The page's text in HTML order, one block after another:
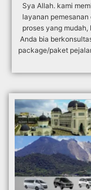
Sya Allah. kami
layanan pemesanan
proses yang mudah,
Anda bia
package/paket